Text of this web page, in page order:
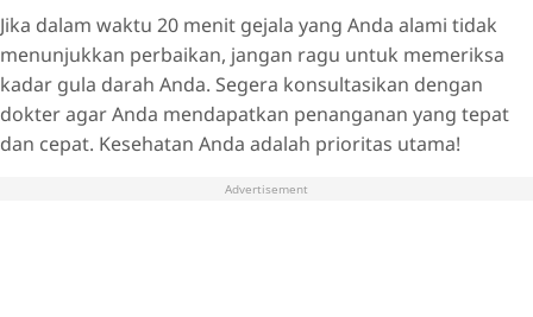
Jika dalam waktu 20 menit gejala yang Anda alami tidak
menunjukkan perbaikan, jangan ragu untuk memeriksa
kadar gula darah Anda. Segera konsultasikan dengan
dokter agar Anda mendapatkan penanganan yang tepat
dan cepat. Kesehatan Anda adalah prioritas utama!
Advertisement